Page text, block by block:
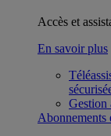
Accès et
En savoir plus
Gestion
Abonnements